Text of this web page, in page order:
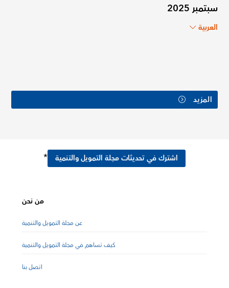
سبتمبر 2025
العربية
المزيد
اشترك في تحديثات مجلة التمويل والتنمية *
من نحن
عن مجلة التمويل والتنمية
كيف تساهم في مجلة التمويل والتنمية
اتصل بنا